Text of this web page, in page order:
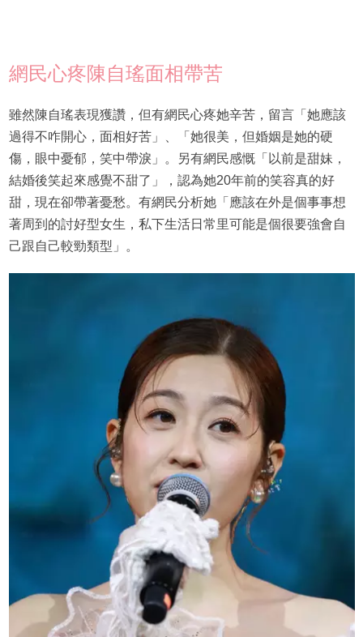
網民心疼陳自瑤面相帶苦
雖然陳自瑤表現獲讚，但有網民心疼她辛苦，留言「她應該
過得不咋開心，面相好苦」、「她很美，但婚姻是她的硬
傷，眼中憂郁，笑中帶淚」。另有網民感慨「以前是甜妹，
結婚後笑起來感覺不甜了」，認為她20年前的笑容真的好
甜，現在卻帶著憂愁。有網民分析她「應該在外是個事事想
著周到的討好型女生，私下生活日常里可能是個很要強會自
己跟自己較勁類型」。